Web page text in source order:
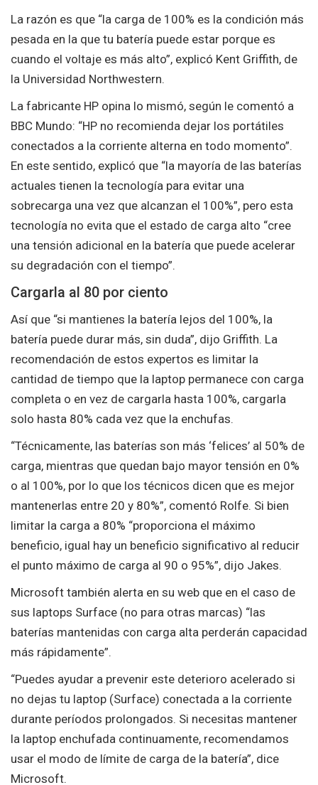
La razón es que “la carga de 100% es la condición más
pesada en la que tu batería puede estar porque es
cuando el voltaje es más alto”, explicó Kent Griffith, de
la Universidad Northwestern.
La fabricante HP opina lo mismó, según le comentó a
BBC Mundo: “HP no recomienda dejar los portátiles
conectados a la corriente alterna en todo momento”.
En este sentido, explicó que “la mayoría de las baterías
actuales tienen la tecnología para evitar una
sobrecarga una vez que alcanzan el 100%”, pero esta
tecnología no evita que el estado de carga alto “cree
una tensión adicional en la batería que puede acelerar
su degradación con el tiempo”.
Cargarla al 80 por ciento
Así que “si mantienes la batería lejos del 100%, la
batería puede durar más, sin duda”, dijo Griffith. La
recomendación de estos expertos es limitar la
cantidad de tiempo que la laptop permanece con carga
completa o en vez de cargarla hasta 100%, cargarla
solo hasta 80% cada vez que la enchufas.
“Técnicamente, las baterías son más ‘felices’ al 50% de
carga, mientras que quedan bajo mayor tensión en 0%
o al 100%, por lo que los técnicos dicen que es mejor
mantenerlas entre 20 y 80%”, comentó Rolfe. Si bien
limitar la carga a 80% “proporciona el máximo
beneficio, igual hay un beneficio significativo al reducir
el punto máximo de carga al 90 o 95%”, dijo Jakes.
Microsoft también alerta en su web que en el caso de
sus laptops Surface (no para otras marcas) “las
baterías mantenidas con carga alta perderán capacidad
más rápidamente”.
“Puedes ayudar a prevenir este deterioro acelerado si
no dejas tu laptop (Surface) conectada a la corriente
durante períodos prolongados. Si necesitas mantener
la laptop enchufada continuamente, recomendamos
usar el modo de límite de carga de la batería”, dice
Microsoft.